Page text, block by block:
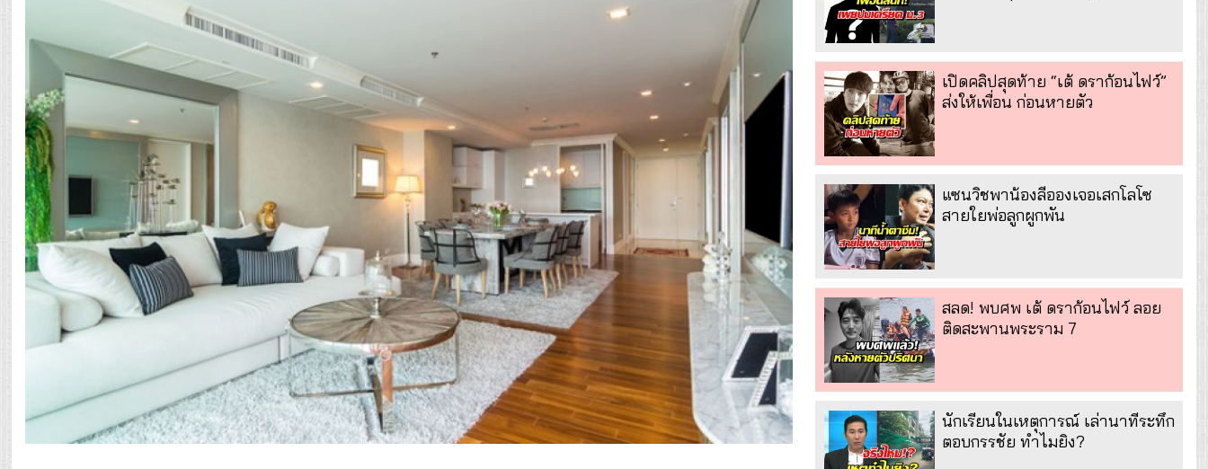
เปิดคลิปสุดท้าย “เต้ ดราก้อนไฟว์”
ส่งให้เพื่อน ก่อนหายตัว
แซนวิชพาน้องลีอองเจอเสกโลโซ
สายใยพ่อลูกผูกพัน
สลด! พบศพ เต้ ดราก้อนไฟว์ ลอย
ติดสะพานพระราม 7
นักเรียนในเหตุการณ์ เล่านาทีระทึก
ตอบกรรชัย ทำไมยิง?